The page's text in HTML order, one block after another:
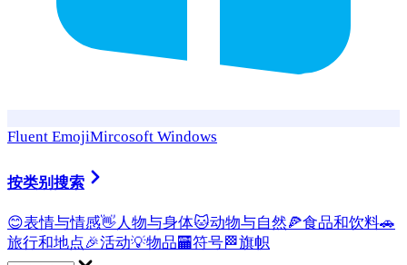
Fluent EmojiMircosoft Windows
按类别搜索
😊表情与情感👋 人物与身体🐱动物与自然🍕食品和饮料🚗
旅行和地点🎉活动💡物品🏧符号🏁旗帜